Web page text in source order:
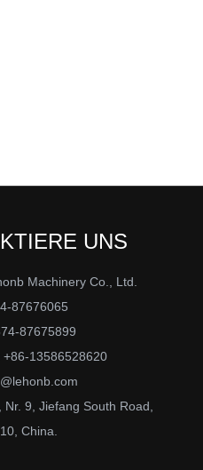
UNS
Machinery Co., Ltd.
87676065
87675899
+86-13586528620
Nr. 9, Jiefang South Road,
China.